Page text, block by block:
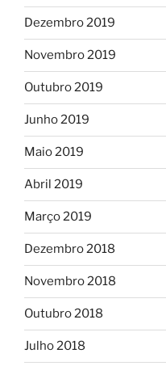
Dezembro 2019
Novembro 2019
Outubro 2019
Junho 2019
Maio 2019
Abril 2019
Março 2019
Dezembro 2018
Novembro 2018
Outubro 2018
Julho 2018